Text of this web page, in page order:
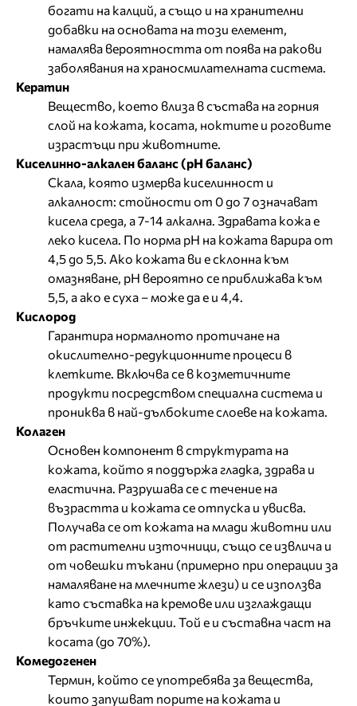
богати на калций, а също и на хранителни
добавки на основата на този елемент,
намалява вероятността от поява на ракови
заболявания на храносмилателната система.
Кератин
Вещество, което влиза в състава на горния
слой на кожата, косата, ноктите и роговите
израстъци при животните.
Киселинно-алкален баланс (рН баланс)
Скала, която измерва киселинност и
алкалност: стойности от 0 до 7 означават
кисела среда, а 7-14 алкална. Здравата кожа е
леко кисела. По норма рН на кожата варира от
4,5 до 5,5. Ако кожата ви е склонна към
омазняване, рН вероятно се приближава към
5,5, а ако е суха – може да е и 4,4.
Кислород
Гарантира нормалното протичане на
окислително-редукционните процеси в
клетките. Включва се в козметичните
продукти посредством специална система и
прониква в най-дълбоките слоеве на кожата.
Колаген
Основен компонент в структурата на
кожата, който я поддържа гладка, здрава и
еластична. Разрушава се с течение на
възрастта и кожата се отпуска и увисва.
Получава се от кожата на млади животни или
от растителни източници, също се извлича и
от човешки тъкани (примерно при операции за
намаляване на млечните жлези) и се използва
като съставка на кремове или изглаждащи
бръчките инжекции. Той е и съставна част на
косата (до 70%).
Комедогенен
Термин, който се употребява за вещества,
които запушват порите на кожата и